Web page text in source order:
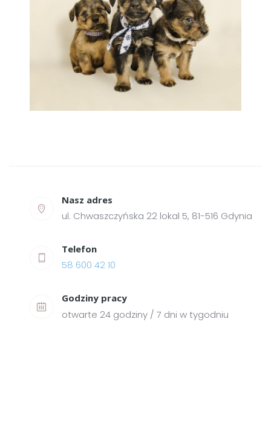
Nasz adres
ul. Chwaszczyńska 22 lokal 5, 81-516 Gdynia
Telefon
58 600 42 10
Godziny pracy
otwarte 24 godziny / 7 dni w tygodniu